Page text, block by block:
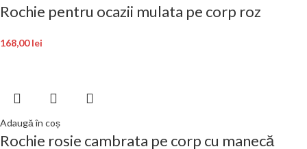
Rochie pentru ocazii mulata pe corp roz
168,00lei
Adaugă în coș
Rochie rosie cambrata pe corp cu manecă